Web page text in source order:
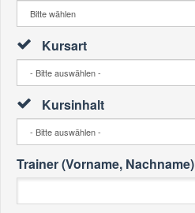
Kursart
Kursinhalt
Trainer (Vorname, Nachname)